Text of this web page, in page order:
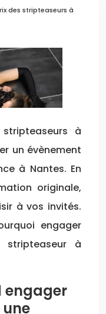
des stripteaseurs à
un évènement
à Nantes. En
originale,
à vos invités.
engager
stripteaseur à
engager